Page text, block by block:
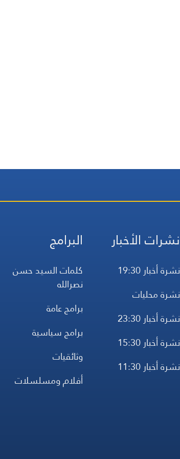
نشرات الأخبار
نشرة أخبار 19:30
نشرة محليات
نشرة أخبار 23:30
نشرة أخبار 15:30
نشرة أخبار 11:30
البرامج
كلمات السيد حسن
نصرالله
برامج عامة
برامج سياسية
وثائقيات
أفلام ومسلسلات